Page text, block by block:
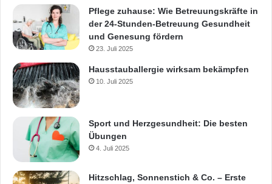
Pflege zuhause: Wie Betreuungskräfte in
der 24-Stunden-Betreuung Gesundheit
und Genesung fördern
23. Juli 2025
Hausstauballergie wirksam bekämpfen
10. Juli 2025
Sport und Herzgesundheit: Die besten
Übungen
4. Juli 2025
Hitzschlag, Sonnenstich & Co. – Erste